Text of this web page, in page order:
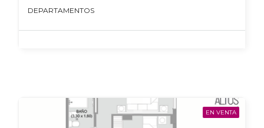
DEPARTAMENTOS
EN VENTA